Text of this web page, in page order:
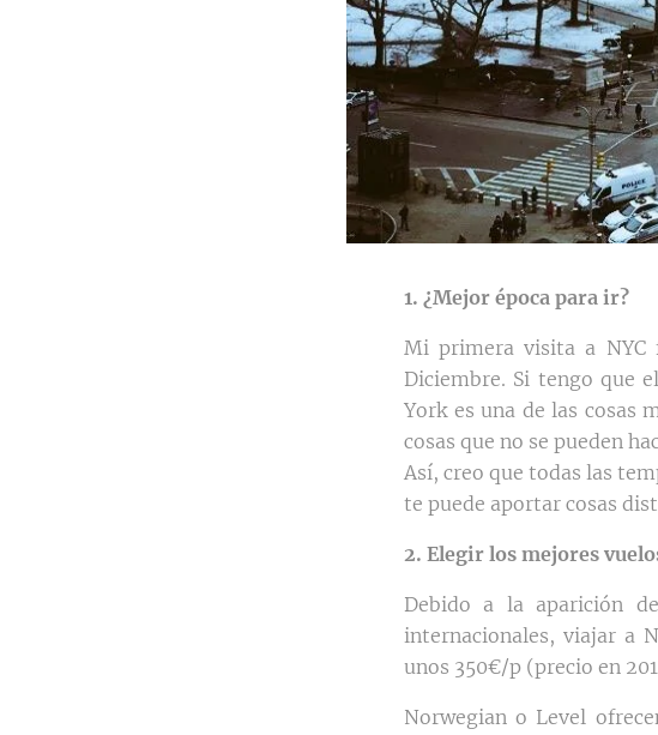
1. ¿Mejor época para ir?
Mi primera visita a NYC
Diciembre. Si tengo que
York es una de las cosas
cosas que no se pueden
Así, creo que todas las
te puede aportar cosas
2. Elegir los mejores
Debido a la aparición
internacionales, viajar a
unos 350€/p (precio en
Norwegian o Level